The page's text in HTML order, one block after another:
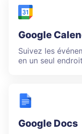
Google
Suivez les
en un seul
Google Docs